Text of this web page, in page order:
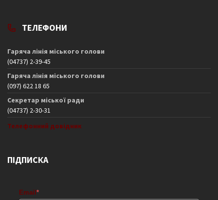
ТЕЛЕФОНИ
Гаряча лінія міського голови
(04737) 2-39-45
Гаряча лінія міського голови
(097) 622 18 65
Секретар міської ради
(04737) 2-30-31
Телефонний довідник
ПІДПИСКА
Email *